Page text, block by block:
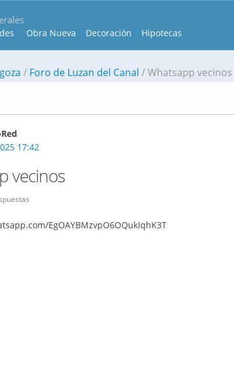
Obra Nueva Decoración Hipotecas
Foro de Luzan del Canal Whatsapp vecinos
17:42
vecinos
EgOAYBMzvpO6OQukIqhK3T